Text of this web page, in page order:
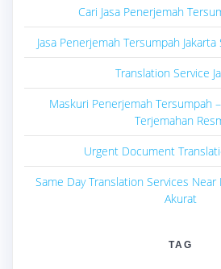
Cari Jasa Penerjemah
Jasa Penerjemah Tersumpah Jakarta
Translation Service
Maskuri Penerjemah Tersumpah
Terjemahan
Urgent Document
Same Day Translation Services
Akurat
TAG